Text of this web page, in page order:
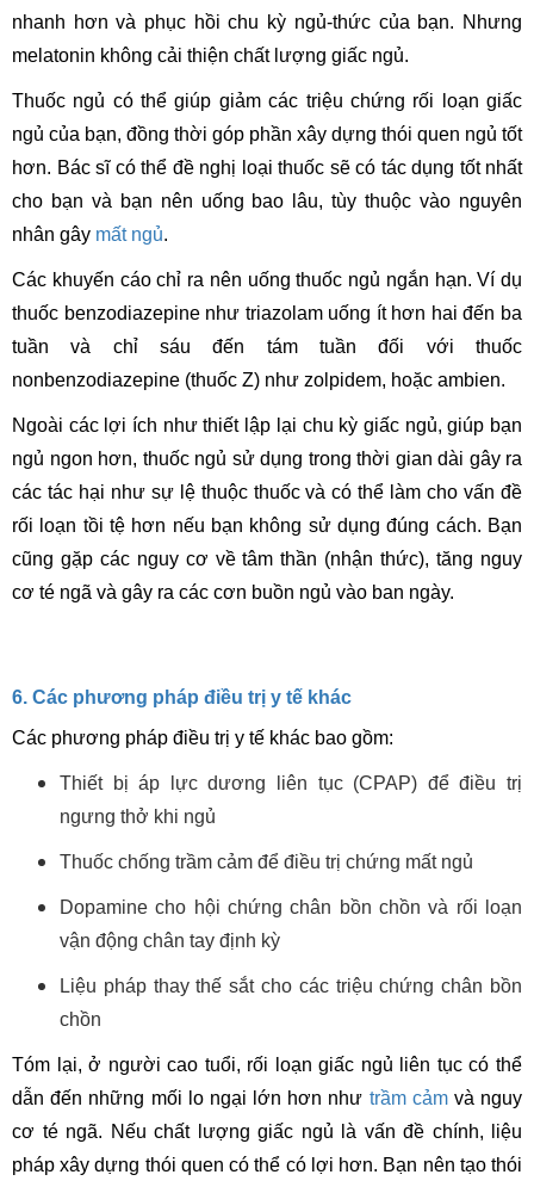
nhanh hơn và phục hồi chu kỳ ngủ-thức của bạn. Nhưng
melatonin không cải thiện chất lượng giấc ngủ.
Thuốc ngủ có thể giúp giảm các triệu chứng rối loạn giấc
ngủ của bạn, đồng thời góp phần xây dựng thói quen ngủ tốt
hơn. Bác sĩ có thể đề nghị loại thuốc sẽ có tác dụng tốt nhất
cho bạn và bạn nên uống bao lâu, tùy thuộc vào nguyên
nhân gây mất ngủ.
Các khuyến cáo chỉ ra nên uống thuốc ngủ ngắn hạn. Ví dụ
thuốc benzodiazepine như triazolam uống ít hơn hai đến ba
tuần và chỉ sáu đến tám tuần đối với thuốc
nonbenzodiazepine (thuốc Z) như zolpidem, hoặc ambien.
Ngoài các lợi ích như thiết lập lại chu kỳ giấc ngủ, giúp bạn
ngủ ngon hơn, thuốc ngủ sử dụng trong thời gian dài gây ra
các tác hại như sự lệ thuộc thuốc và có thể làm cho vấn đề
rối loạn tồi tệ hơn nếu bạn không sử dụng đúng cách. Bạn
cũng gặp các nguy cơ về tâm thần (nhận thức), tăng nguy
cơ té ngã và gây ra các cơn buồn ngủ vào ban ngày.
6. Các phương pháp điều trị y tế khác
Các phương pháp điều trị y tế khác bao gồm:
Thiết bị áp lực dương liên tục (CPAP) để điều trị
ngưng thở khi ngủ
Thuốc chống trầm cảm để điều trị chứng mất ngủ
Dopamine cho hội chứng chân bồn chồn và rối loạn
vận động chân tay định kỳ
Liệu pháp thay thế sắt cho các triệu chứng chân bồn
chồn
Tóm lại, ở người cao tuổi, rối loạn giấc ngủ liên tục có thể
dẫn đến những mối lo ngại lớn hơn như trầm cảmvà nguy
cơ té ngã. Nếu chất lượng giấc ngủ là vấn đề chính, liệu
pháp xây dựng thói quen có thể có lợi hơn. Bạn nên tạo thói